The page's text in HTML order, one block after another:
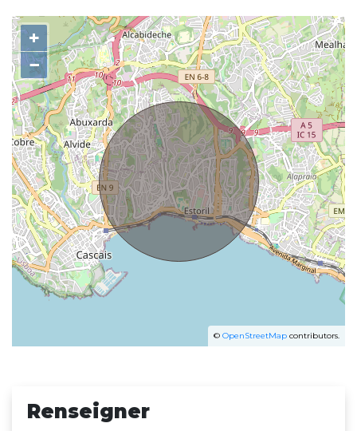
+
−
© OpenStreetMap contributors.
Renseigner